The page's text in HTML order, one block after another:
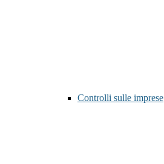
Controlli sulle imprese